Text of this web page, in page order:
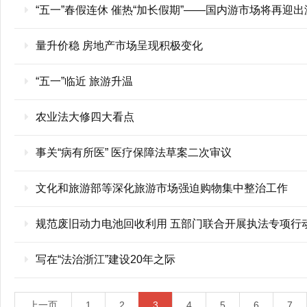
“五一”春假连休 催热“加长假期”——国内游市场将再迎出
量升价稳 房地产市场呈现积极变化
“五一”临近 旅游升温
农业法大修四大看点
事关“病有所医” 医疗保障法草案二次审议
文化和旅游部等深化旅游市场强迫购物集中整治工作
规范废旧动力电池回收利用 五部门联合开展执法专项行
写在“法治浙江”建设20年之际